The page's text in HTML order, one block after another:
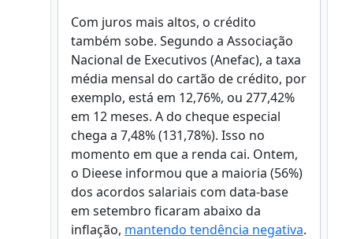
Com juros mais altos, o crédito
também sobe. Segundo a Associação
Nacional de Executivos (Anefac), a taxa
média mensal do cartão de crédito, por
exemplo, está em 12,76%, ou 277,42%
em 12 meses. A do cheque especial
chega a 7,48% (131,78%). Isso no
momento em que a renda cai. Ontem,
o Dieese informou que a maioria (56%)
dos acordos salariais com data-base
em setembro ficaram abaixo da
inflação, mantendo tendência negativa.